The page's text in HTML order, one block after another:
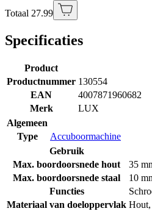
Totaal 27.99
Specificaties
Product
Productnummer 130554
EAN
4007871960682
Merk
LUX
Algemeen
Type
Accuboormachine
Gebruik
Max. boordoorsnede hout
35
Max. boordoorsnede staal
10
Functies
Materiaal van doeloppervlak Hout,